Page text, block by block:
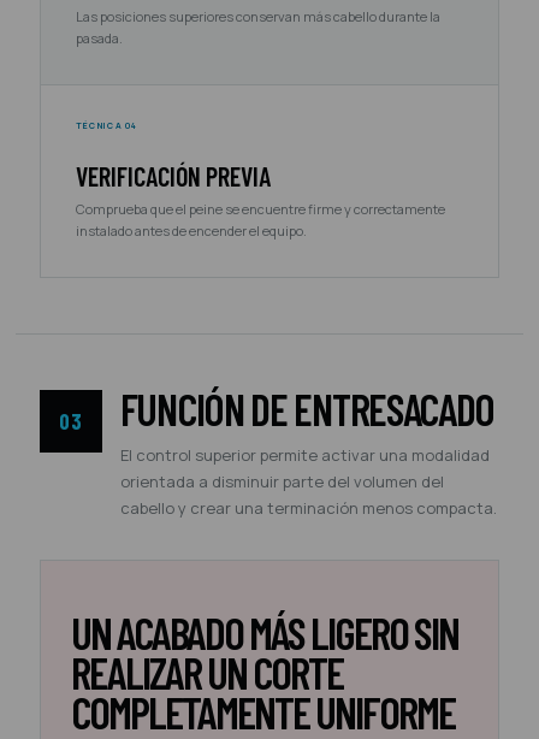
Las posiciones superiores conservan más cabello durante la
pasada.
TÉCNICA 04
VERIFICACIÓN PREVIA
Comprueba que el peine se encuentre firme y correctamente
instalado antes de encender el equipo.
03 FUNCIÓN DE ENTRESACADO
El control superior permite activar una modalidad
orientada a disminuir parte del volumen del
cabello y crear una terminación menos compacta.
UN ACABADO MÁS LIGERO SIN
REALIZAR UN CORTE
COMPLETAMENTE UNIFORME